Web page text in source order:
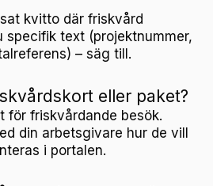
kvitto där friskvård
specifik text (projektnummer,
– säg till.
eller paket?
för friskvårdande besök.
din arbetsgivare hur de vill
i portalen.